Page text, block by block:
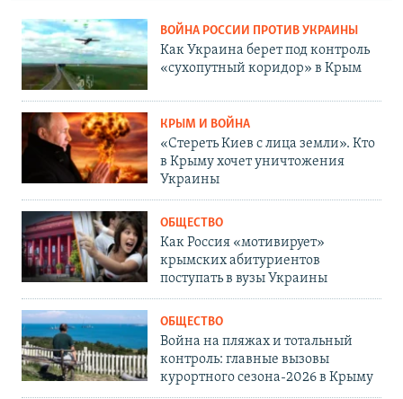
ВОЙНА РОССИИ ПРОТИВ УКРАИНЫ
Как Украина берет под контроль
«сухопутный коридор» в Крым
КРЫМ И ВОЙНА
«Стереть Киев с лица земли». Кто
в Крыму хочет уничтожения
Украины
ОБЩЕСТВО
Как Россия «мотивирует»
крымских абитуриентов
поступать в вузы Украины
ОБЩЕСТВО
Война на пляжах и тотальный
контроль: главные вызовы
курортного сезона-2026 в Крыму